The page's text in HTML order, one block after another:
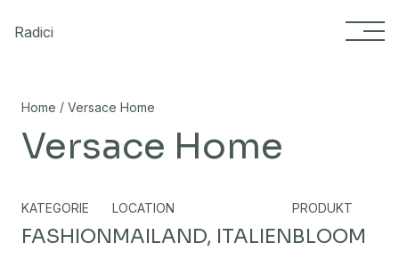
Radici
Home / Versace Home
Versace Home
KATEGORIE
FASHION
LOCATION
MAILAND, ITALIEN
PRODUKT
BLOOM